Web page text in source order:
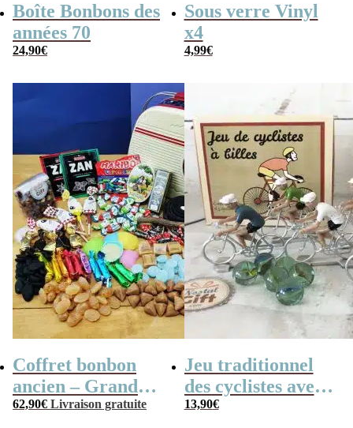
Boîte Bonbons des
années 70
24,90€
Sous verre Vinyl
x4
4,99€
Coffret bonbon
ancien – Grande
mallette en métal
62,90€ Livraison gratuite
Jeu traditionnel
des cyclistes avec
billes – billes et
13,90€